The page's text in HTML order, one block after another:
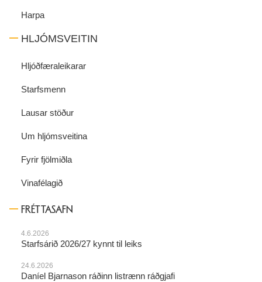
Harpa
HLJÓMSVEITIN
Hljóðfæraleikarar
Starfsmenn
Lausar stöður
Um hljómsveitina
Fyrir fjölmiðla
Vinafélagið
FRÉTTASAFN
4.6.2026
Starfsárið 2026/27 kynnt til leiks
24.6.2026
Daníel Bjarnason ráðinn listrænn ráðgjafi